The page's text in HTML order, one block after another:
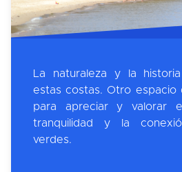
La naturaleza y la
estas costas. Otro espacio
para apreciar y valorar
tranquilidad y la
verdes.